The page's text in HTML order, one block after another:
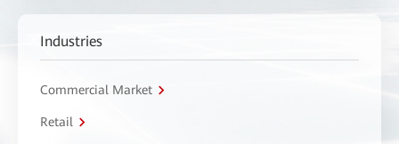
Industries
Commercial Market
Retail